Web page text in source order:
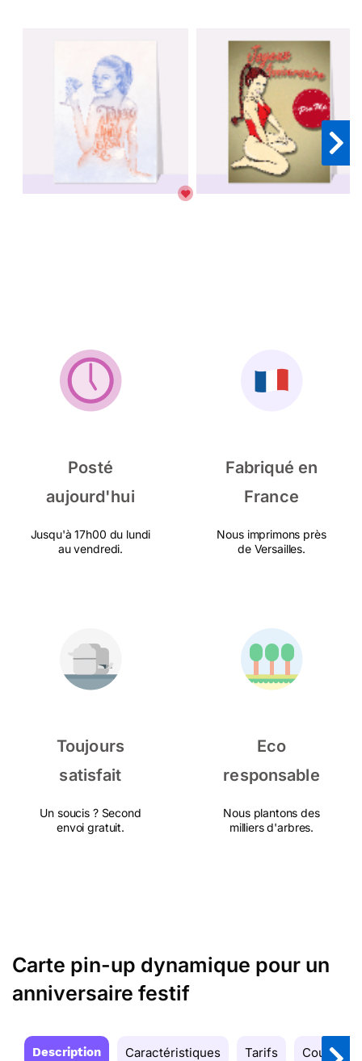
Posté
aujourd'hui
Jusqu'à 17h00 du lundi
au vendredi.
Fabriqué en
France
Nous imprimons près
de Versailles.
Toujours
satisfait
Un soucis ? Second
envoi gratuit.
Eco
responsable
Nous plantons des
milliers d'arbres.
Carte pin-up dynamique pour un
anniversaire festif
Description Caractéristiques Tarifs Couleurs